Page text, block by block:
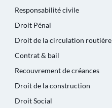
Responsabilité civile
Droit Pénal
Droit de la circulation routière
Contrat & bail
Recouvrement de créances
Droit de la construction
Droit Social